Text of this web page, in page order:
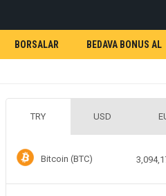
BORSALAR BEDAVA BONUS AL
TRY USD
Bitcoin (BTC)